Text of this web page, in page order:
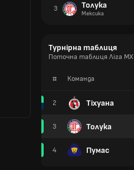
3 Толука
Мексика
Турнірна таблиця
Поточна таблиця Ліга MX
# Команда
2 Тіхуана
3 Толука
4 Пумас